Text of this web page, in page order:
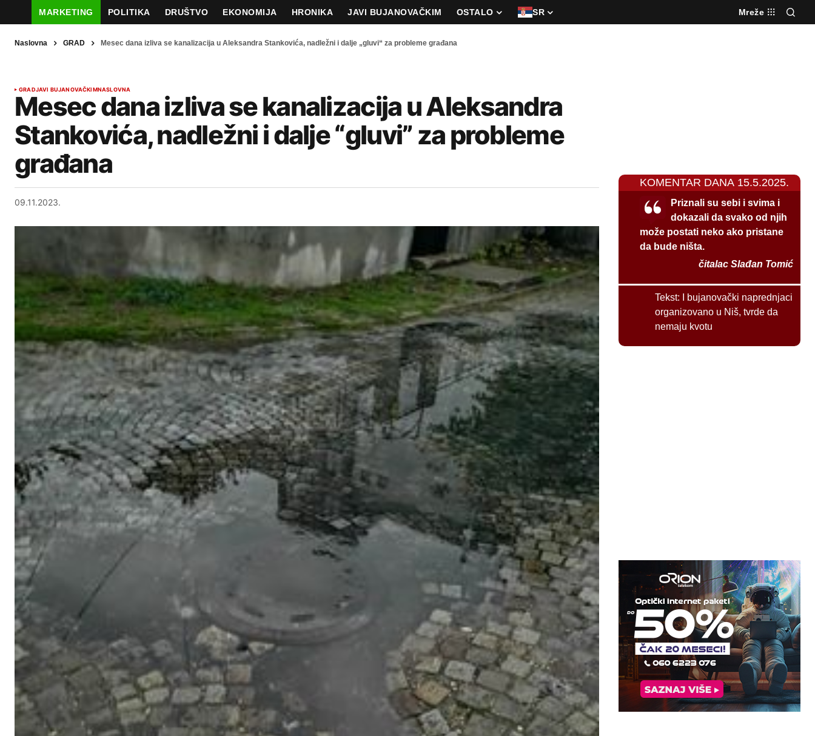
MARKETING POLITIKA DRUŠTVO EKONOMIJA HRONIKA JAVI BUJANOVAČKIM OSTALO SR Mreže
Naslovna GRAD Mesec dana izliva se kanalizacija u Aleksandra Stankovića, nadležni i dalje „gluvi“ za probleme građana
GRADJAVI BUJANOVAČKIMNASLOVNA
Mesec dana izliva se kanalizacija u Aleksandra
Stankovića, nadležni i dalje “gluvi” za probleme
građana
09.11.2023.
KOMENTAR DANA 15.5.2025.
Priznali su sebi i svima i
dokazali da svako od njih
može postati neko ako pristane
da bude ništa.
čitalac Slađan Tomić
Tekst:
I bujanovački naprednjaci
organizovano u Niš, tvrde da
nemaju kvotu